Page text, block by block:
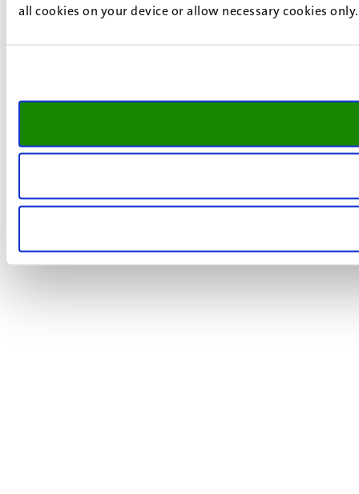
all cookies on your device or allow necessary cookies